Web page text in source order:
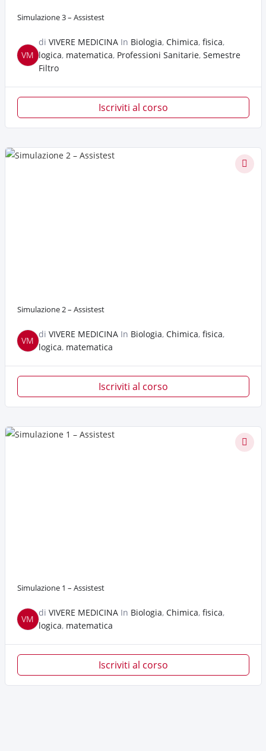
Simulazione 3 – Assistest
VM
di VIVERE MEDICINAIn Biologia, Chimica, fisica,
logica, matematica, Professioni Sanitarie, Semestre
Filtro
Iscriviti al corso
Simulazione 2 – Assistest
VM
di VIVERE MEDICINAIn Biologia, Chimica, fisica,
logica, matematica
Iscriviti al corso
Simulazione 1 – Assistest
VM
di VIVERE MEDICINAIn Biologia, Chimica, fisica,
logica, matematica
Iscriviti al corso